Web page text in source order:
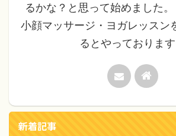
るかな？と思って始めました。
小顔マッサージ・ヨガレッスン
るとやっております
新着記事